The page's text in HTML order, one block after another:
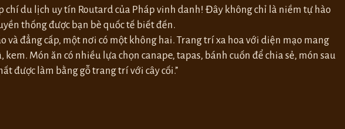
chí du lịch uy tín Routard của Pháp vinh danh! Đây không chỉ là niềm tự hào
thống được bạn bè quốc tế biết đến.
đẳng cấp, một nơi có một không hai. Trang trí xa hoa với diện mạo mang
Món ăn có nhiều lựa chọn canape, tapas, bánh cuốn để chia sẻ, món sau
được làm bằng gỗ trang trí với cây cối.”